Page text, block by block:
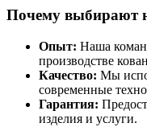
Почему выбирают
Опыт: Наша
производстве
Качество: Мы
современные
Гарантия:
изделия и услуги.